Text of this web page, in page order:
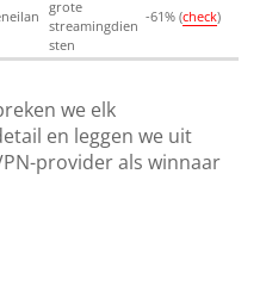
grote
streamingdien
sten
-61% (check)
we elk
en leggen we uit
provider als winnaar